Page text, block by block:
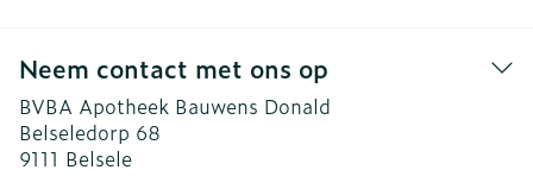
Neem contact met ons op
BVBA Apotheek Bauwens Donald
Belseledorp 68
9111 Belsele